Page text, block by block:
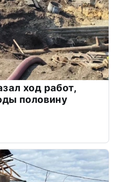
ход работ,
половину